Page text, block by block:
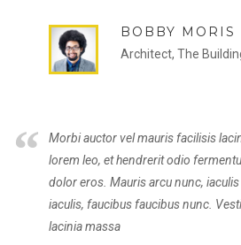
BOBBY MORIS
Architect, The
“
Morbi auctor vel mauris facilisis
lorem leo, et hendrerit odio
dolor eros. Mauris arcu nunc,
iaculis, faucibus faucibus nunc.
lacinia massa